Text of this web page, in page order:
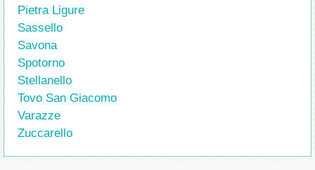
Pietra Ligure
Sassello
Savona
Spotorno
Stellanello
Tovo San Giacomo
Varazze
Zuccarello